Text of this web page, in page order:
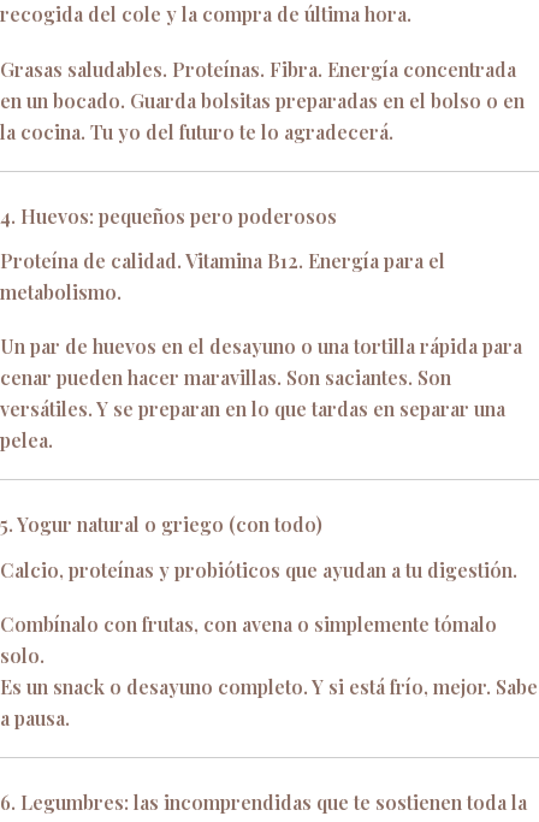
recogida del cole y la compra de última hora.
Grasas saludables. Proteínas. Fibra. Energía concentrada
en un bocado. Guarda bolsitas preparadas en el bolso o en
la cocina. Tu yo del futuro te lo agradecerá.
4. Huevos: pequeños pero poderosos
Proteína de calidad. Vitamina B12. Energía para el
metabolismo.
Un par de huevos en el desayuno o una tortilla rápida para
cenar pueden hacer maravillas. Son saciantes. Son
versátiles. Y se preparan en lo que tardas en separar una
pelea.
5. Yogur natural o griego (con todo)
Calcio, proteínas y probióticos que ayudan a tu digestión.
Combínalo con frutas, con avena o simplemente tómalo
solo.
Es un snack o desayuno completo. Y si está frío, mejor. Sabe
a pausa.
6. Legumbres: las incomprendidas que te sostienen toda la